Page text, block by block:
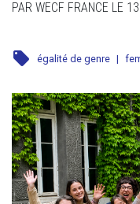
PAR WECF FRANCE LE
local_offer égalité de genre |